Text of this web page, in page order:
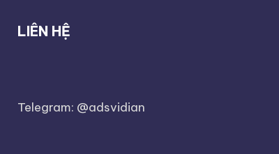
LIÊN HỆ
Telegram: @adsvidian